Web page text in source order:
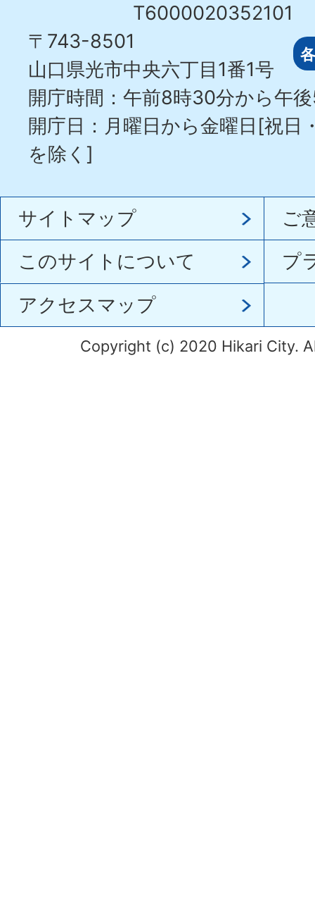
T6000020352101
〒743-8501
山口県光市中央六丁目1番1号
開庁時間：午前8時30分から午
開庁日：月曜日から金曜日[祝日
を除く]
サイトマップ
ご
このサイトについて
プ
アクセスマップ
Copyright (c) 2020 Hikari City.